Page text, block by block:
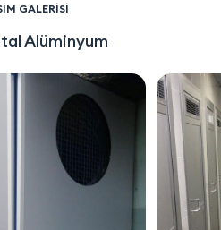
GALERİSİ
Alüminyum